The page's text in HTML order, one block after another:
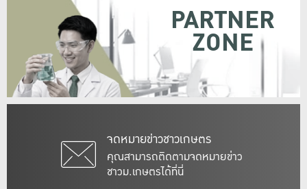
จดหมายข่าวชาวเกษตร
คุณสามารถติดตามจดหมายข่าว
ชาวม.เกษตรได้ที่นี่
PARTNER
ZONE